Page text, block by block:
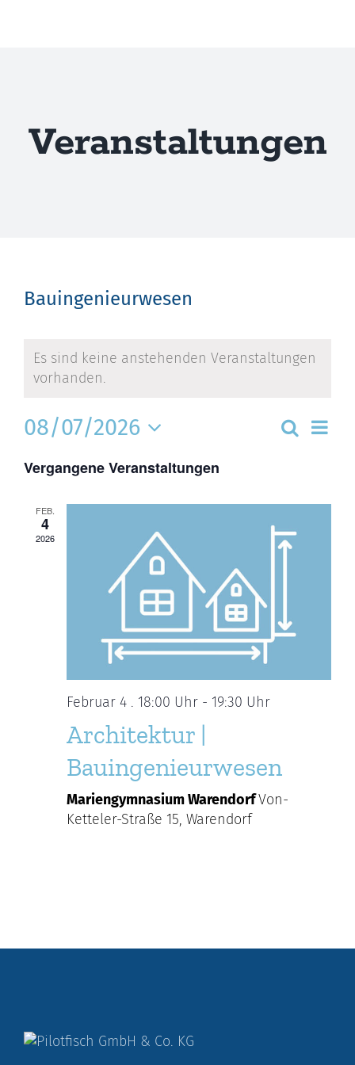
Veranstaltungen
Bauingenieurwesen
Es sind keine anstehenden Veranstaltungen
vorhanden.
und
Suche
Tag
08/07/2026
wählen.
Vergangene Veranstaltungen
FEB.
4
2026
Februar 4 . 18:00 Uhr - 19:30 Uhr
Architektur |
Bauingenieurwesen
Mariengymnasium WarendorfVon-
Ketteler-Straße 15, Warendorf